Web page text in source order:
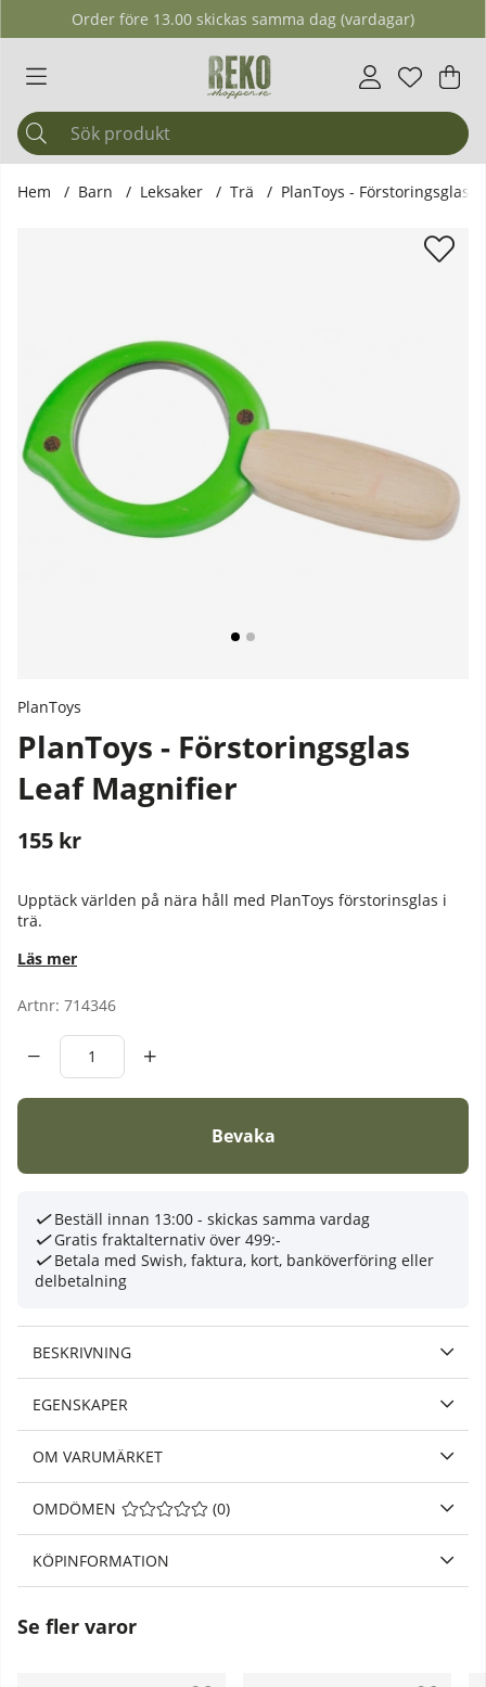
Order före 13.00 skickas samma dag (vardagar)
Antal i
. .
Hem Barn Leksaker Trä PlanToys - Förstoringsglas
Produktbilder PlanToys - Förstoringsglas Leaf Magnifier
PlanToys
PlanToys - Förstoringsglas
Leaf Magnifier
155 kr
Upptäck världen på nära håll med PlanToys förstorinsglas i
trä.
Läs mer
Artnr: 714346
Bevaka
Beställ innan 13:00 - skickas samma vardag
Gratis fraktalternativ över 499:-
Betala med Swish, faktura, kort, banköverföring eller
delbetalning
BESKRIVNING
EGENSKAPER
OM VARUMÄRKET
OMDÖMEN MEDELBETYG 0 AV 5 ANTAL BETYG 0
(0)
KÖPINFORMATION
Se fler varor